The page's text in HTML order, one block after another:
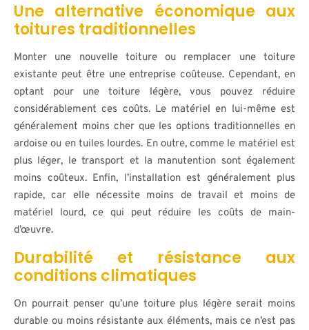
Une alternative économique aux
toitures traditionnelles
Monter une nouvelle toiture ou remplacer une toiture
existante peut être une entreprise coûteuse. Cependant, en
optant pour une toiture légère, vous pouvez réduire
considérablement ces coûts. Le matériel en lui-même est
généralement moins cher que les options traditionnelles en
ardoise ou en tuiles lourdes. En outre, comme le matériel est
plus léger, le transport et la manutention sont également
moins coûteux. Enfin, l’installation est généralement plus
rapide, car elle nécessite moins de travail et moins de
matériel lourd, ce qui peut réduire les coûts de main-
d’œuvre.
Durabilité et résistance aux
conditions climatiques
On pourrait penser qu’une toiture plus légère serait moins
durable ou moins résistante aux éléments, mais ce n’est pas